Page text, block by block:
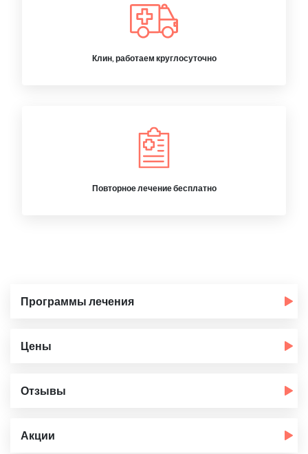
Клин, работаем круглосуточно
Повторное лечение бесплатно
Программы лечения
Цены
Отзывы
Акции